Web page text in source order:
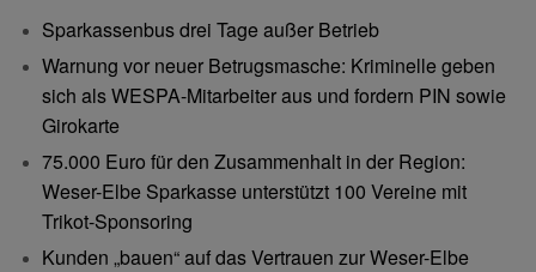
Sparkassenbus drei Tage außer Betrieb
Warnung vor neuer Betrugsmasche: Kriminelle geben
sich als WESPA-Mitarbeiter aus und fordern PIN sowie
Girokarte
75.000 Euro für den Zusammenhalt in der Region:
Weser-Elbe Sparkasse unterstützt 100 Vereine mit
Trikot-Sponsoring
Kunden „bauen“ auf das Vertrauen zur Weser-Elbe